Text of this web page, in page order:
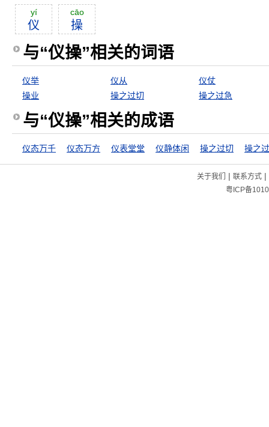
yí
仪
cāo
操
与“仪操”相关的词语
仪举 仪从
仪仗
操业
操之过切 操之过急
与“仪操”相关的成语
仪态万千 仪态万方 仪表堂堂 仪静体闲 操之过切 操之
关于我们 | 联系方式|
粤ICP备